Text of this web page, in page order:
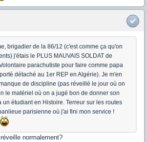
brigadier de la 86/12 (c'est comme ça qu'on
j'étais le PLUS MAUVAIS SOLDAT de
parachutiste pour faire comme papa
détaché au 1er REP en Algérie). Je m'en
de discipline (pas réveillé le jour où on
le matériel où on a jugé bon de donner son
un étudiant en Histoire. Terreur sur les routes
parisienne où j'ai fini mon service !
normalement?